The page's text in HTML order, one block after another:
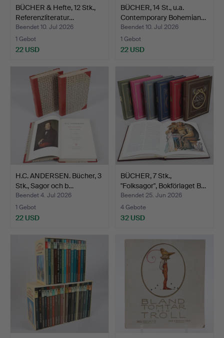
BÜCHER & Hefte, 12 Stk.,
Referenzliteratur…
Beendet 10. Jul 2026
1 Gebot
22 USD
BÜCHER, 14 St., u.a.
Contemporary Bohemian…
Beendet 10. Jul 2026
1 Gebot
22 USD
H.C. ANDERSEN. Bücher, 3
Stk., Sagor och b…
Beendet 4. Jul 2026
1 Gebot
22 USD
BÜCHER, 7 Stk.,
"Folksagor", Bokförlaget B…
Beendet 25. Jun 2026
4 Gebote
32 USD